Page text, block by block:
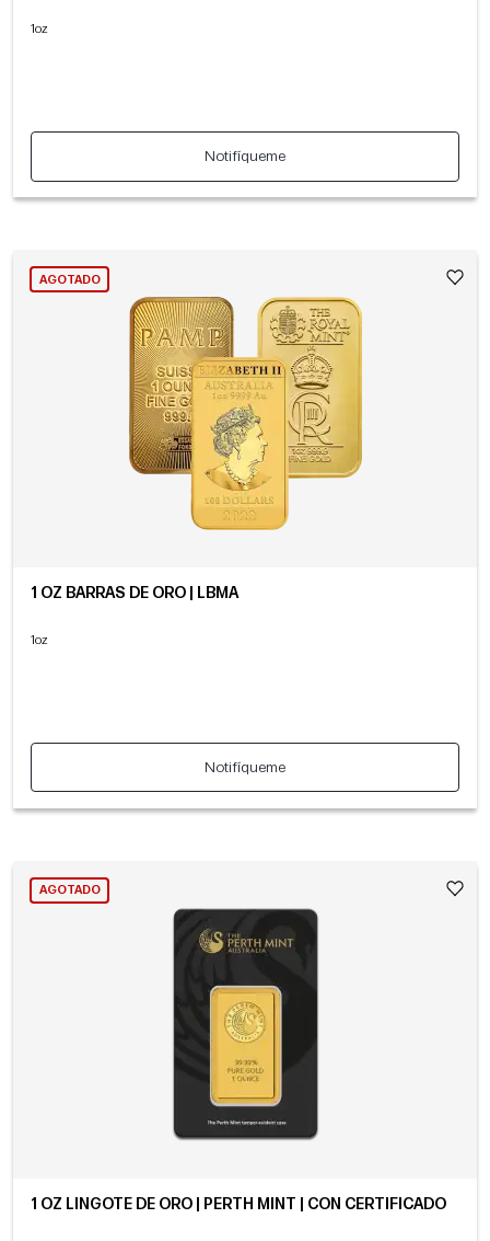
1oz
Notifíqueme
AGOTADO
1 OZ BARRAS DE ORO | LBMA
1oz
Notifíqueme
AGOTADO
1 OZ LINGOTE DE ORO | PERTH MINT | CON CERTIFICADO